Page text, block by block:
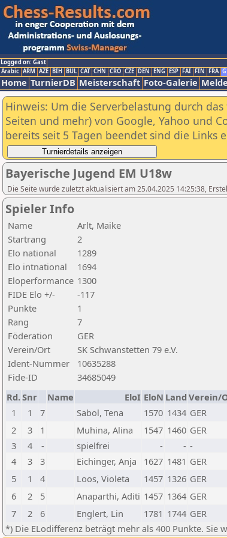
Logged on: Gast
Arabic ARM AZE BIH BUL CAT CHN CRO CZE DEN ENG ESP FAI FIN FRA
Home TurnierDB Meisterschaft Foto-Galerie
Hinweis: Um die Serverbelastung durch
Seiten und mehr) von Google, Yahoo und
bereits seit 5 Tagen beendet sind die Links
Bayerische Jugend EM U18w
Die Seite wurde zuletzt aktualisiert am 25.04.2025 14:25:38,
Spieler Info
Name
Arlt, Maike
Startrang
2
Elo national
1289
Elo intnational
1694
Eloperformance 1300
FIDE Elo +/-
-117
Punkte
1
Rang
7
Föderation
GER
Verein/Ort
SK Schwanstetten 79 e.V.
Ident-Nummer
10635288
Fide-ID
34685049
Rd.Snr Name EloI EloN Land Verein/
1
1 7 Sabol, Tena 1570 1434 GER
2
3 1 Muhina, Alina 1547 1460 GER
3
4 - spielfrei - - -
4
3 3 Eichinger, Anja 1627 1481 GER
5
1 4 Loos, Violeta 1457 1326 GER
6
2 5 Anaparthi, Aditi 1457 1364 GER
7
2 6 Englert, Lin 1781 1744 GER
*) Die ELodifferenz beträgt mehr als 400 Punkte. Sie